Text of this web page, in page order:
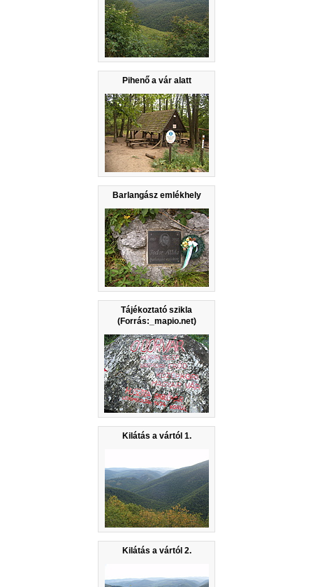
Pihenő a vár alatt
Barlangász emlékhely
Tájékoztató szikla
(Forrás:_mapio.net)
Kilátás a vártól 1.
Kilátás a vártól 2.